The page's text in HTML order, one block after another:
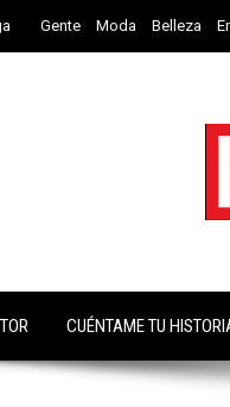
Gente Moda Belleza
CUÉNTAME TU